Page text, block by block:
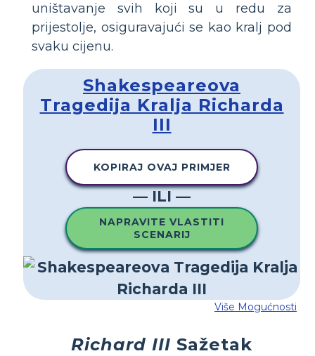
uništavanje svih koji su u redu za
prijestolje, osiguravajući se kao kralj pod
svaku cijenu.
Shakespeareova
Tragedija Kralja Richarda
III
KOPIRAJ OVAJ PRIMJER
— ILI —
NAPRAVITE VLASTITI
SCENARIJ
Više Mogućnosti
Richard III Sažetak